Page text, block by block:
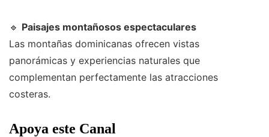
🔹 Paisajes montañosos espectaculares
Las montañas dominicanas ofrecen vistas
panorámicas y experiencias naturales que
complementan perfectamente las atracciones
costeras.
Apoya este Canal